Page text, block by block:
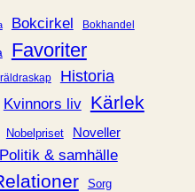
Bokcirkel Bokhandel
Favoriter
Historia
Kvinnors liv Kärlek
Nobelpriset Noveller
Politik & samhälle
Sorg